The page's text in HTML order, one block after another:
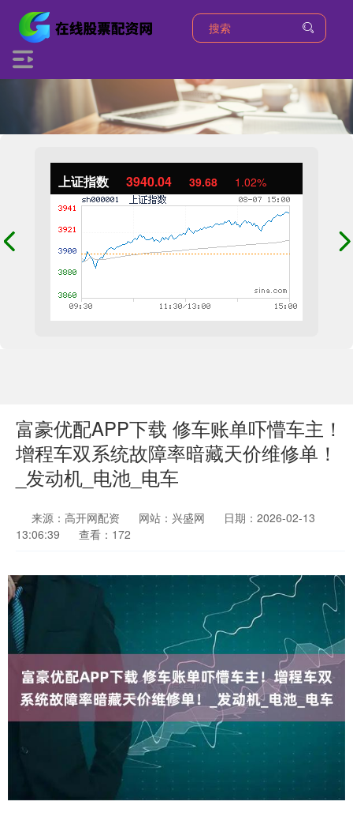
上证指数 3940.04 39.68 1.02%
富豪优配APP下载 修车账单吓懵车主！
增程车双系统故障率暗藏天价维修单！
_发动机_电池_电车
来源：高开网配资 网站：兴盛网
日期：2026-02-13
13:06:39
查看：172